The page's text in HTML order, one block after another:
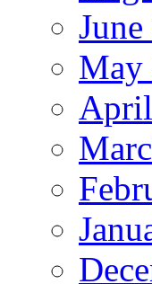
May